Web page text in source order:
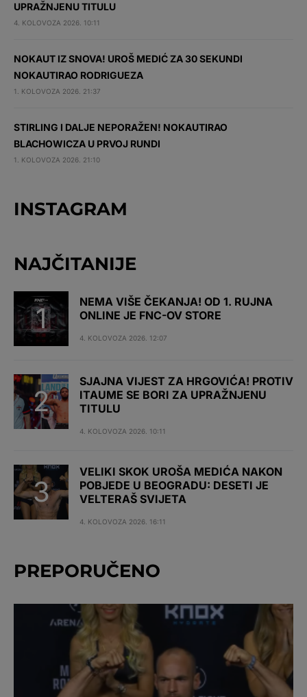
UPRAŽNJENU TITULU
4. KOLOVOZA 2026. 10:11
NOKAUT IZ SNOVA! UROŠ MEDIĆ ZA 30 SEKUNDI
NOKAUTIRAO RODRIGUEZA
1. KOLOVOZA 2026. 21:37
STIRLING I DALJE NEPORAŽEN! NOKAUTIRAO
BLACHOWICZA U PRVOJ RUNDI
1. KOLOVOZA 2026. 21:10
INSTAGRAM
NAJČITANIJE
NEMA VIŠE ČEKANJA! OD 1. RUJNA
ONLINE JE FNC-OV STORE
4. KOLOVOZA 2026. 12:07
SJAJNA VIJEST ZA HRGOVIĆA! PROTIV
ITAUME SE BORI ZA UPRAŽNJENU
TITULU
4. KOLOVOZA 2026. 10:11
VELIKI SKOK UROŠA MEDIĆA NAKON
POBJEDE U BEOGRADU: DESETI JE
VELTERAŠ SVIJETA
4. KOLOVOZA 2026. 16:11
PREPORUČENO